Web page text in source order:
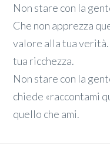
Non stare con la
Che non apprezza
valore alla tua verità.
tua ricchezza.
Non stare con la
chiede «raccontami
quello che ami.